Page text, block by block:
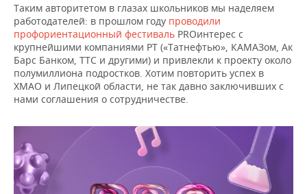
Таким авторитетом в глазах школьников мы наделяем
работодателей: в прошлом году проводили
профориентационный фестиваль PROинтерес с
крупнейшими компаниями РТ («Татнефтью», КАМАЗом, Ак
Барс Банком, ТТС и другими) и привлекли к проекту около
полумиллиона подростков. Хотим повторить успех в
ХМАО и Липецкой области, не так давно заключивших с
нами соглашения о сотрудничестве.